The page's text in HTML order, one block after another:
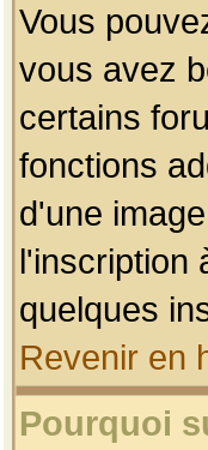
Vous
vous avez
certains
fonctions
d'une
l'inscription
quelques
Revenir en
Pourquoi